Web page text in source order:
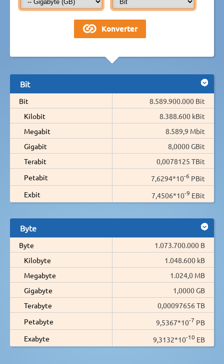
Bit
Bit
8.589.900.000 Bit
Kilobit
8.388.600 kBit
Megabit
8.589,9 Mbit
Gigabit
8,0000 GBit
Terabit
0,0078125 TBit
Petabit
7,6294*10-6 PBit
Exbit
7,4506*10-9 EBit
Byte
Byte
1.073.700.000 B
Kilobyte
1.048.600 kB
Megabyte
1.024,0 MB
Gigabyte
1,0000 GB
Terabyte
0,00097656 TB
Petabyte
9,5367*10-7 PB
Exabyte
9,3132*10-10 EB